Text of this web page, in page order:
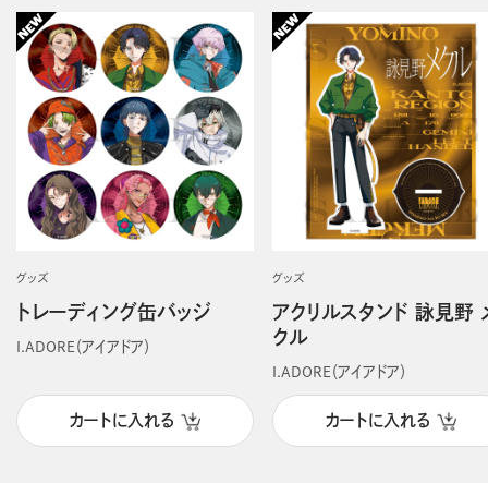
グッズ
トレーディング缶バッジ
I.ADORE（アイアドア）
カートに入れる
グッズ
アクリルスタンド 詠見野
クル
I.ADORE（アイアドア）
カートに入れる